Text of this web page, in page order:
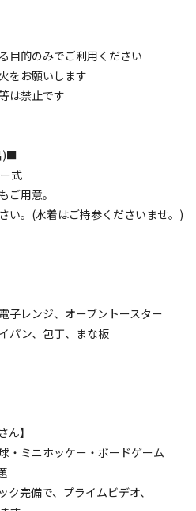
目的のみでご利用ください
をお願いします
は禁止です
)■
式
ご用意。
い。(水着はご持参くださいませ。)
子レンジ、オーブントースター
パン、包丁、まな板
ん】
・ミニホッケー・ボードゲーム
完備で、プライムビデオ、
る目的のみでご利用ください
火をお願いします
等は禁止です
風呂)■
ー式
もご用意。
さん】
ゲーム、TVゲーム
テンツ見放題
ク完備